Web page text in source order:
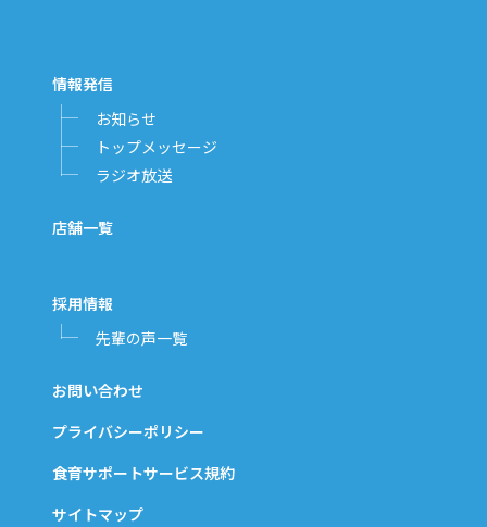
情報発信
お知らせ
トップメッセージ
ラジオ放送
店舗一覧
採用情報
先輩の声一覧
お問い合わせ
プライバシーポリシー
食育サポートサービス規約
サイトマップ